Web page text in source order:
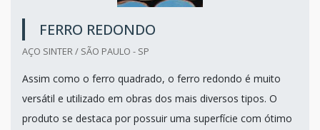
FERRO REDONDO
AÇO SINTER / SÃO PAULO - SP
Assim como o ferro quadrado, o ferro redondo é muito
versátil e utilizado em obras dos mais diversos tipos. O
produto se destaca por possuir uma superfície com ótimo